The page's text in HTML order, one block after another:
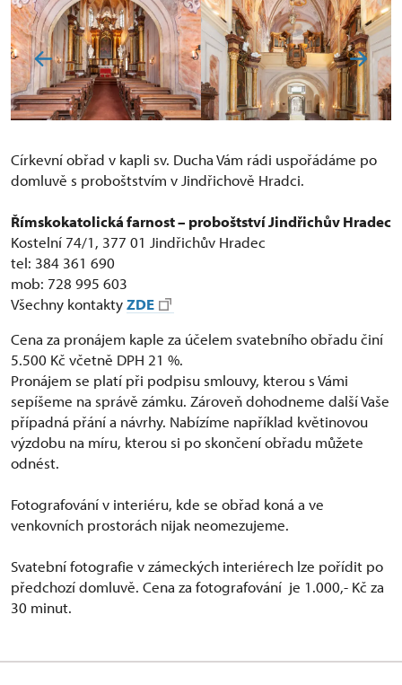
Církevní obřad v kapli sv. Ducha Vám rádi uspořádáme po
domluvě s proboštstvím v Jindřichově Hradci.
Římskokatolická farnost – proboštství Jindřichův Hradec
Kostelní 74/1, 377 01 Jindřichův Hradec
tel: 384 361 690
mob: 728 995 603
Všechny kontaktyZDE
Cena za pronájem kaple za účelem svatebního obřadu činí
5.500 Kč včetně DPH 21 %.
Pronájem se platí při podpisu smlouvy, kterou s Vámi
sepíšeme na správě zámku. Zároveň dohodneme další Vaše
případná přání a návrhy. Nabízíme například květinovou
výzdobu na míru, kterou si po skončení obřadu můžete
odnést.
Fotografování v interiéru, kde se obřad koná a ve
venkovních prostorách nijak neomezujeme.
Svatební fotografie v zámeckých interiérech lze pořídit po
předchozí domluvě. Cena za fotografování je 1.000,- Kč za
30 minut.